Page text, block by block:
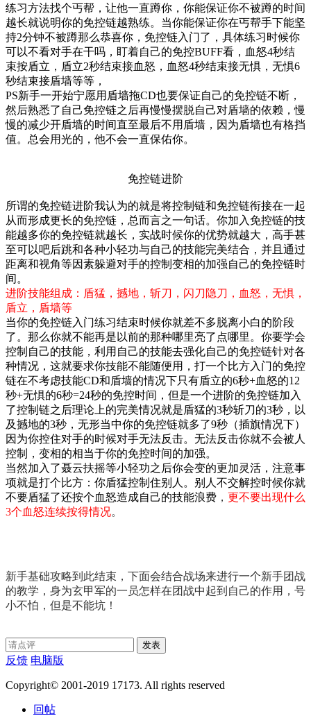
练习方法找个丐帮，让他一直蹲你，你能保证你不被蹲的时间
越长就说明你的免控链越熟练。当你能保证你在丐帮手下能坚
持2分钟不被蹲那么恭喜你，免控链入门了，具体练习时候你
可以不看对手在干吗，盯着自己的免控BUFF看，血怒4秒结
束按盾立，盾立2秒结束接血怒，血怒4秒结束接无惧，无惧6
秒结束接盾墙等等，
PS新手一开始宁愿用盾墙拖CD也要保证自己的免控链不断，
然后熟悉了自己免控链之后再慢慢摆脱自己对盾墙的依赖，慢
慢的减少开盾墙的时间直至最后不用盾墙，因为盾墙也有格挡
值。总会用光的，他不会一直保佑你。
免控链进阶
所谓的免控链进阶我认为的就是将控制链和免控链衔接在一起
从而形成更长的免控链，总而言之一句话。你加入免控链的技
能越多你的免控链就越长，实战时候你的优势就越大，高手甚
至可以吧后跳和各种小轻功与自己的技能完美结合，并且通过
距离和视角等因素躲避对手的控制变相的加强自己的免控链时
间。
进阶技能组成：盾猛，撼地，斩刀，闪刀隐刀，血怒，无惧，
盾立，盾墙等
当你的免控链入门练习结束时候你就差不多脱离小白的阶段
了。那么你就不能再是以前的那种哪里亮了点哪里。你要学会
控制自己的技能，利用自己的技能去强化自己的免控链针对各
种情况，这就要求你技能不能随便用，打一个比方入门的免控
链在不考虑技能CD和盾墙的情况下只有盾立的6秒+血怒的12
秒+无惧的6秒=24秒的免控时间，但是一个进阶的免控链加入
了控制链之后理论上的完美情况就是盾猛的3秒斩刀的3秒，以
及撼地的3秒，无形当中你的免控链就多了9秒（插旗情况下）
因为你控住对手的时候对手无法反击。无法反击你就不会被人
控制，变相的相当于你的免控时间的加强。
当然加入了聂云扶摇等小轻功之后你会变的更加灵活，注意事
项就是打个比方：你盾猛控制住别人。别人不交解控时候你就
不要盾猛了还按个血怒造成自己的技能浪费 ， 更不要出现什么
3个血怒连续按得情况。
新手基础攻略到此结束，下面会结合战场来进行一个新手团战
的教学，身为玄甲军的一员怎样在团战中起到自己的作用，号
小不怕，但是不能坑！
发表
反馈 电脑版
Copyright© 2001-2019 17173. All rights reserved
回帖